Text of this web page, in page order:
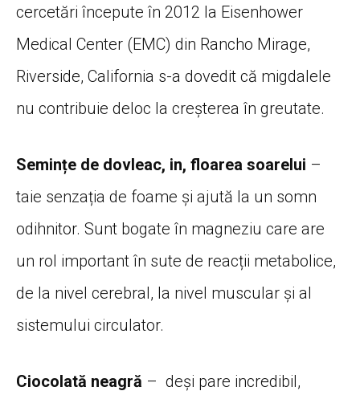
cercetări începute în 2012 la Eisenhower
Medical Center (EMC) din Rancho Mirage,
Riverside, California s-a dovedit că migdalele
nu contribuie deloc la creșterea în greutate.
Semințe de dovleac, in, floarea soarelui –
taie senzația de foame și ajută la un somn
odihnitor. Sunt bogate în magneziu care are
un rol important în sute de reacții metabolice,
de la nivel cerebral, la nivel muscular și al
sistemului circulator.
Ciocolată neagră – deși pare incredibil,